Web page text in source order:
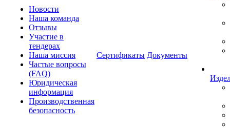
Новости
Наша команда
Отзывы
Участие в
тендерах
Наша миссия
Частые вопросы
(FAQ)
Юридическая
информация
Производственная
безопасность
Сертификаты Документы